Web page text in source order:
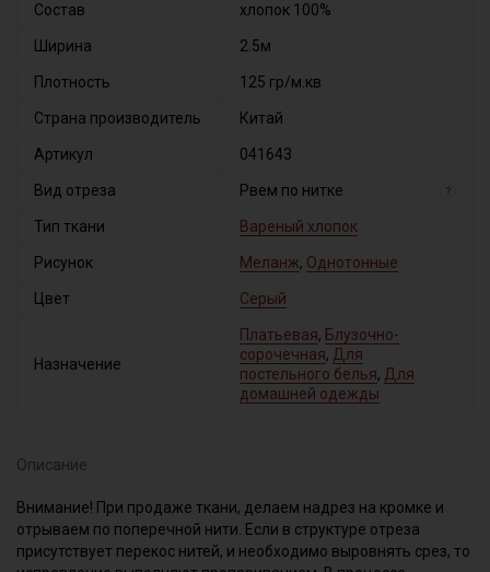
Состав хлопок 100%
Ширина 2.5м
Плотность 125 гр/м.кв
Страна производитель Китай
Артикул 041643
Вид отреза Рвем по нитке ?
Тип ткани Вареный хлопок
Рисунок Меланж, Однотонные
Цвет Серый
Назначение
Платьевая, Блузочно-
сорочечная, Для
постельного белья, Для
домашней одежды
Описание
Внимание! При продаже ткани, делаем надрез на кромке и
отрываем по поперечной нити. Если в структуре отреза
присутствует перекос нитей, и необходимо выровнять срез, то